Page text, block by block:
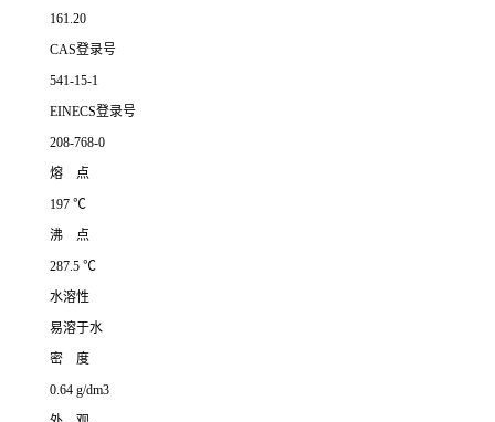
161.20
CAS登录号
541-15-1
EINECS登录号
208-768-0
熔 点
197 ℃
沸 点
287.5 ℃
水溶性
易溶于水
密 度
0.64 g/dm3